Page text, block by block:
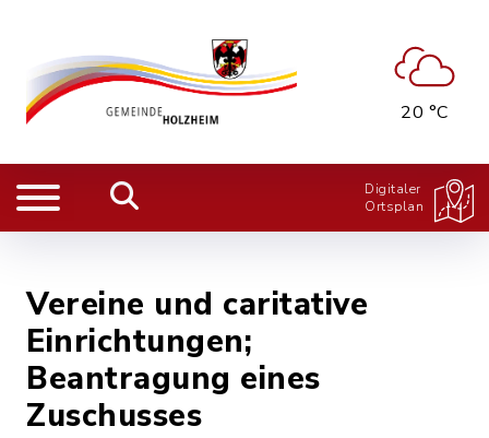
20 °C
Digitaler
Ortsplan
Vereine und caritative
Einrichtungen;
Beantragung eines
Zuschusses